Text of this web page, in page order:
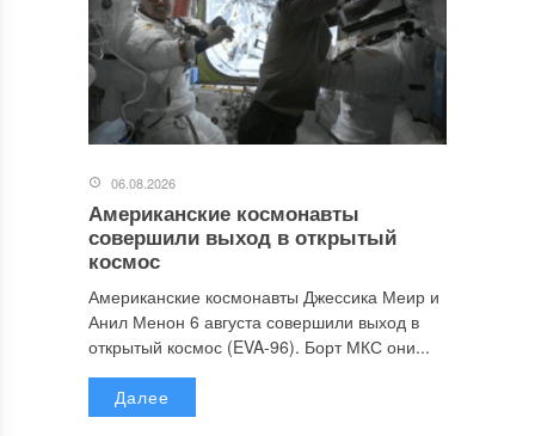
06.08.2026
Американские космонавты
совершили выход в открытый
космос
Американские космонавты Джессика Меир и
Анил Менон 6 августа совершили выход в
открытый космос (EVA-96). Борт МКС они...
Далее